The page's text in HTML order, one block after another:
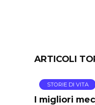
ARTICOLI
STORIE DI VITA
I migliori